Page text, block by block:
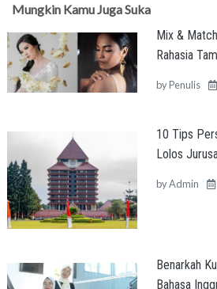
Mungkin Kamu Juga Suka
Mix &
Rahasia
byPenulis
10 Tips
Lolos
byAdmin
Benarkah
Bahasa